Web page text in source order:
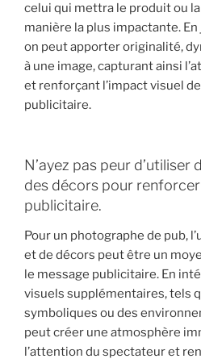
celui qui mettra le produit ou
manière la plus impactante.
on peut apporter originalité,
à une image, capturant ainsi
et renforçant l’impact visuel
publicitaire.
N’ayez pas peur d’utiliser
des décors pour
publicitaire.
Pour un photographe de pub,
et de décors peut être un
le message publicitaire. En
visuels supplémentaires, tels
symboliques ou des
peut créer une atmosphère
l’attention du spectateur et